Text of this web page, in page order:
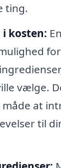
ting.
kosten:
vælge.
at
til